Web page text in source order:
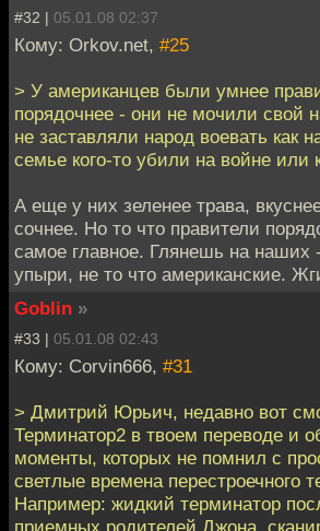
#32 | 05.01.08 02:37
Кому: Orkov.net, #25
> У американцев были умнее
порядочнее - они не мочили свой
не заставляли народ воевать как
семье кого-то убили на войне или
А еще у них зеленее трава,
сочнее. Но то что правители
самое главное. Глянешь на
упыри, не то что американские.
Goblin »
#33 | 05.01.08 02:43
Кому: Corvin666, #31
> Дмитрий Юрьич, недавно вот
Терминатор2 в твоем переводе и
моменты, которых не помнил с
светлые времена перестроечного
Например: жидкий терминатор